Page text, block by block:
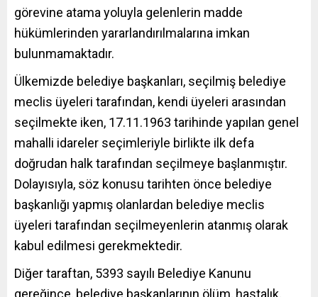
görevine atama yoluyla gelenlerin madde
hükümlerinden yararlandırılmalarına imkan
bulunmamaktadır.
Ülkemizde belediye başkanları, seçilmiş belediye
meclis üyeleri tarafından, kendi üyeleri arasından
seçilmekte iken, 17.11.1963 tarihinde yapılan genel
mahalli idareler seçimleriyle birlikte ilk defa
doğrudan halk tarafından seçilmeye başlanmıştır.
Dolayısıyla, söz konusu tarihten önce belediye
başkanlığı yapmış olanlardan belediye meclis
üyeleri tarafından seçilmeyenlerin atanmış olarak
kabul edilmesi gerekmektedir.
Diğer taraftan, 5393 sayılı Belediye Kanunu
gereğince, belediye başkanlarının ölüm, hastalık,